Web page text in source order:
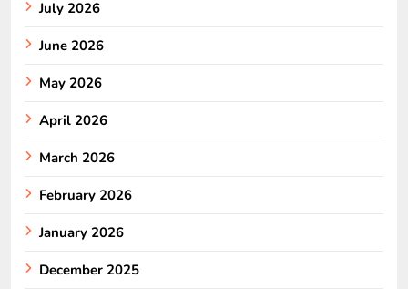
July 2026
June 2026
May 2026
April 2026
March 2026
February 2026
January 2026
December 2025